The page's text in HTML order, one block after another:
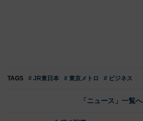
TAGS # JR東日本 # 東京メトロ # ビジネス
「ニュース」一覧へ